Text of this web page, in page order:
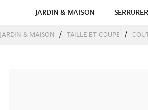
JARDIN & MAISON
JARDIN & MAISON TAILLE ET COUPE